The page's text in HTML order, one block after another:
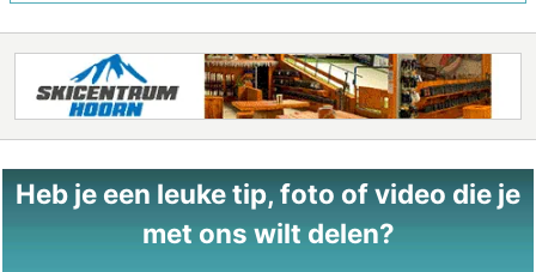
Heb je een leuke tip, foto of video die je
met ons wilt delen?